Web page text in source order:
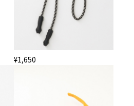
¥1,650